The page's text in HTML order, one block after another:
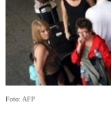
Foto: AFP